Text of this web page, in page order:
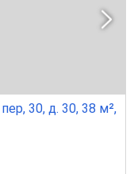
30, д. 30, 38 м²,